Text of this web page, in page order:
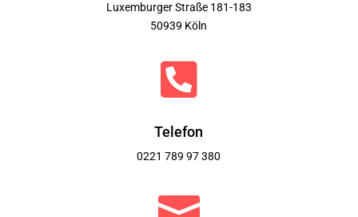
Luxemburger Straße 181-183
50939 Köln

Telefon
0221 789 97 380